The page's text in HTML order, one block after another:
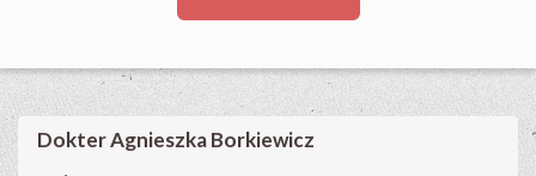
Dokter Agnieszka Borkiewicz